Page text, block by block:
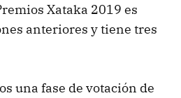
Xataka 2019 es
anteriores y tiene tres
una fase de votación de